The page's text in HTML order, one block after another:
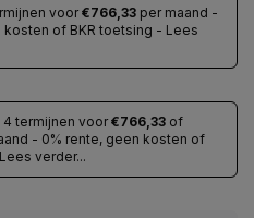
voor €766,33 per maand -
kosten of BKR toetsing - Lees
4 termijnen voor €766,33 of
- 0% rente, geen kosten of
verder...